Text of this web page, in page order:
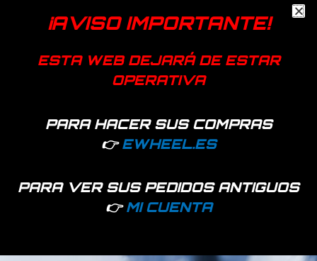
SKU:45953 Categorías: Electrónica y motores,Recambios
Genérica
Información adicional
¡AVISO IMPORTANTE!
ESTA WEB DEJARÁ DE ESTAR
OPERATIVA
PARA HACER SUS COMPRAS
👉EWHEEL.ES
PARA VER SUS PEDIDOS ANTIGUOS
👉MI CUENTA